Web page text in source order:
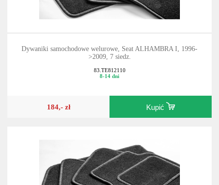
Dywaniki samochodowe welurowe, Seat ALHAMBRA I, 1996-
>2009, 7 siedz.
83.TE812110
8-14 dni
184,- zł Kupić